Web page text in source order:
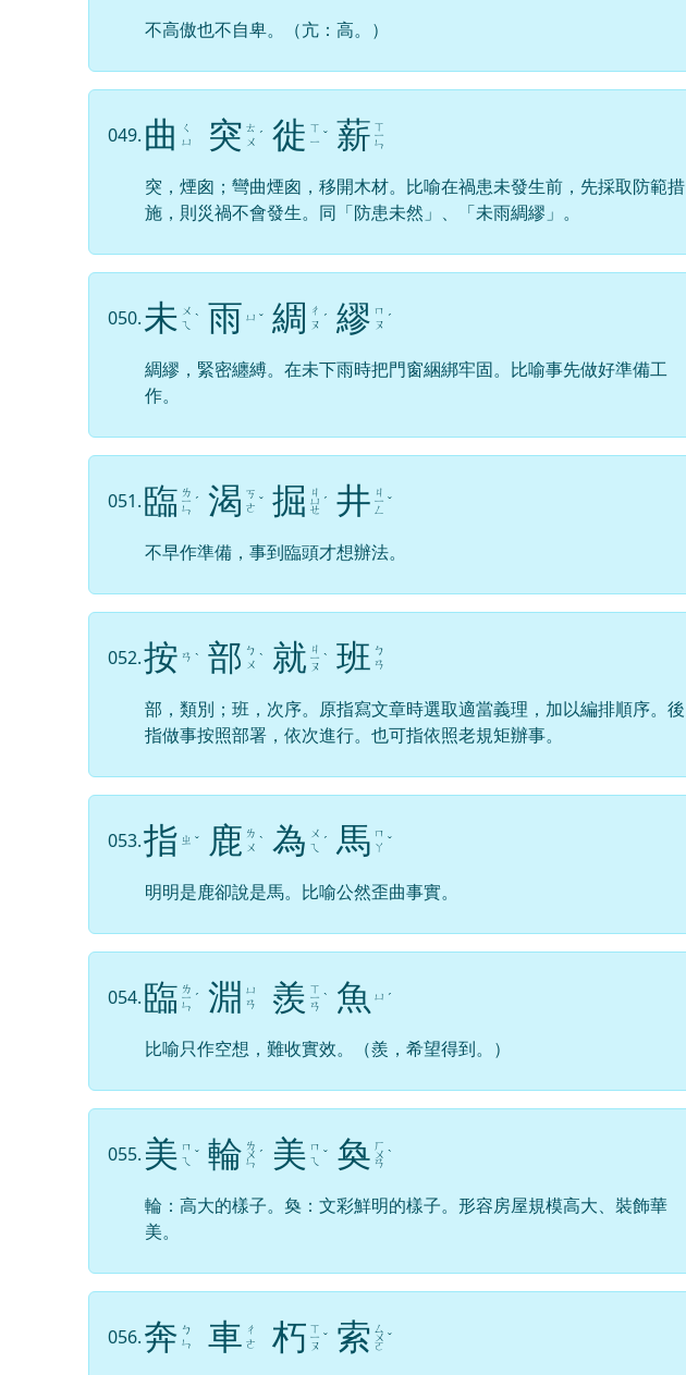
不高傲也不自卑。（亢：高。）
049. 曲
ㄑ
ㄩ
突 ㄊ
ㄨ ˊ 徙 ㄒ
ㄧ ˇ 薪 ㄒ
ㄧ
ㄣ
突，煙囪；彎曲煙囪，移開木材。比喻在禍患未發生前，先採取防範措
施，則災禍不會發生。同「防患未然」、「未雨綢繆」。
050.未 ㄨ
ㄟ ˋ 雨 ㄩ ˇ 綢
ㄔ
ㄡ ˊ 繆 ㄇ
ㄡ ˊ
綢繆，緊密纏縛。在未下雨時把門窗綑綁牢固。比喻事先做好準備工
作。
051.臨 ㄌ
ㄧ
ㄣ
ˊ 渴 ㄎ
ㄜ ˇ 掘 ㄐ
ㄩ
ㄝ
ˊ 井 ㄐ
ㄧ
ㄥ
ˇ
不早作準備，事到臨頭才想辦法。
052.按 ㄢ ˋ 部 ㄅ
ㄨ ˋ 就 ㄐ
ㄧ
ㄡ
ˋ 班 ㄅ
ㄢ
部，類別；班，次序。原指寫文章時選取適當義理，加以編排順序。後
指做事按照部署，依次進行。也可指依照老規矩辦事。
053.指 ㄓ ˇ 鹿 ㄌ
ㄨ ˋ 為 ㄨ
ㄟ ˊ 馬 ㄇ
ㄚ ˇ
明明是鹿卻說是馬。比喻公然歪曲事實。
054.臨 ㄌ
ㄧ
ㄣ
ˊ 淵 ㄩ
ㄢ
羨 ㄒ
ㄧ
ㄢ
ˋ 魚 ㄩ ˊ
比喻只作空想，難收實效。（羨，希望得到。）
055. 美 ㄇ
ㄟ ˇ 輪 ㄌ
ㄨ
ㄣ
ˊ 美 ㄇ
ㄟ ˇ 奐 ㄏ
ㄨ
ㄢ
ˋ
輪：高大的樣子。奐：文彩鮮明的樣子。形容房屋規模高大、裝飾華
美。
056.奔 ㄅ
ㄣ
車 ㄔ
ㄜ
朽 ㄒ
ㄧ
ㄡ
ˇ 索 ㄙ
ㄨ
ㄛ
ˇ